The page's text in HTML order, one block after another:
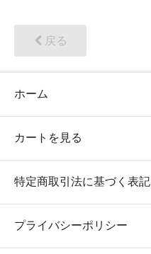
戻る
ホーム
カートを見る
特定商取引法に基づく表記
プライバシーポリシー